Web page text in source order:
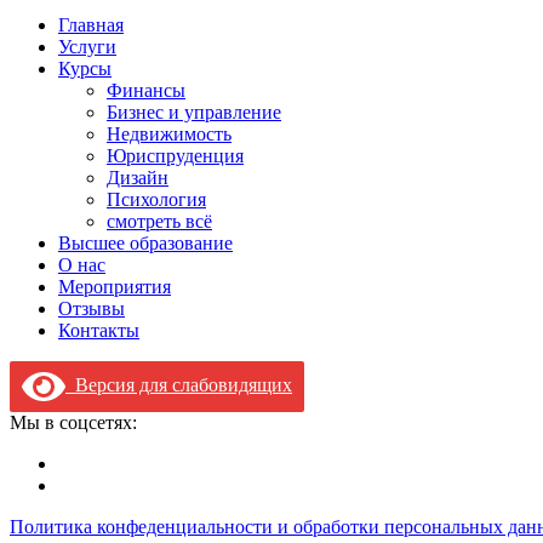
Главная
Услуги
Курсы
Финансы
Бизнес и управление
Недвижимость
Юриспруденция
Дизайн
Психология
смотреть всё
Высшее образование
О нас
Мероприятия
Отзывы
Контакты
Версия для слабовидящих
Мы в соцсетях:
Политика конфеденциальности и обработки персональных